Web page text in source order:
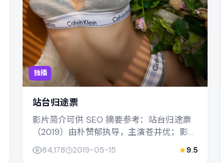
独播
站台归途票
影片简介可供 SEO 摘要参考：站台归途票
（2019）由朴赞郁执导，主演苍井优；影片
定位爱情，叙事锚定泰国（曼谷）的社会议
题与个体命运，镜头克制...
84,178 2019-05-15 9.5